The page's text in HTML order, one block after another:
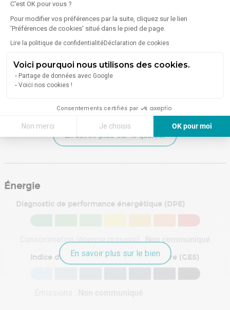
C'est OK pour vous ?
Pour modifier vos préférences par la suite, cliquez sur le lien
'Préférences de cookies' situé dans le pied de page.
Lire la politique de confidentialitéDéclaration de cookies
Voici pourquoi nous utilisons des cookies.
Partage de données avec Google
Voici nos cookies !
Consentements certifiés par
Non merci Je choisis
OK pour moi
Plateforme de Gestion du Consentement : Personnalisez vos Options
alimentaires
13 Restaurants
1 Superette /
Santé
2 Pharmacies /
Sport
En savoir plus sur le quartier
Énergie
Diagnostic de performance énergétique (DPE)
Consommation (énergie primaire) :Non communiqué
Indice d'émission de gaz à effet de serre (GES)
En savoir plus sur le bien